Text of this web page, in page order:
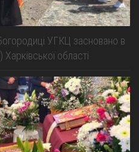
УГКЦ засновано в
області